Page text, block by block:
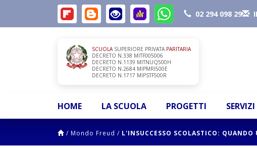
02 294 098 29
SCUOLASUPERIORE PRIVATA PARITARIA
DECRETO N.338 MITF005006
DECRETO N.1139 MITNUQ500H
DECRETO N.2684 MIPMRI500E
DECRETO N.1717 MIPSTF500R
HOME LA SCUOLA PROGETTI SERVIZI
/ Mondo Freud / L'INSUCCESSO SCOLASTICO: